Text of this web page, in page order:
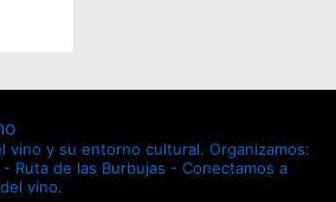
vino y su entorno cultural. Organizamos:
Ruta de las Burbujas - Conectamos a
vino.